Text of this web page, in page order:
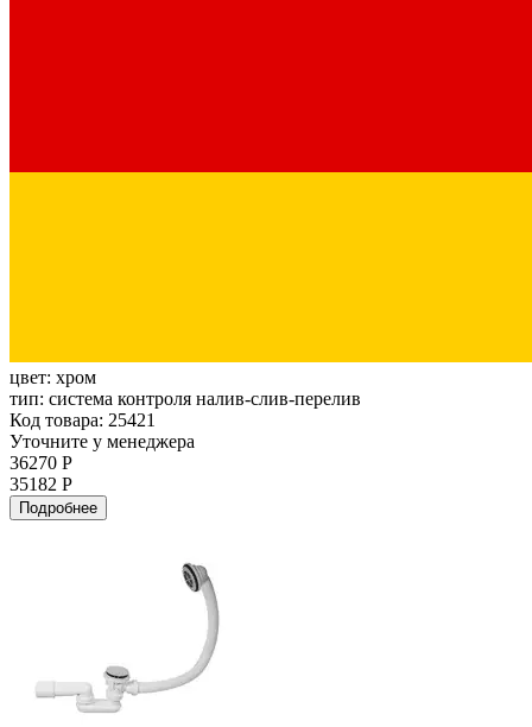
цвет: хром
тип: система контроля налив-слив-перелив
Код товара: 25421
Уточните у менеджера
36270 Р
35182 Р
Подробнее